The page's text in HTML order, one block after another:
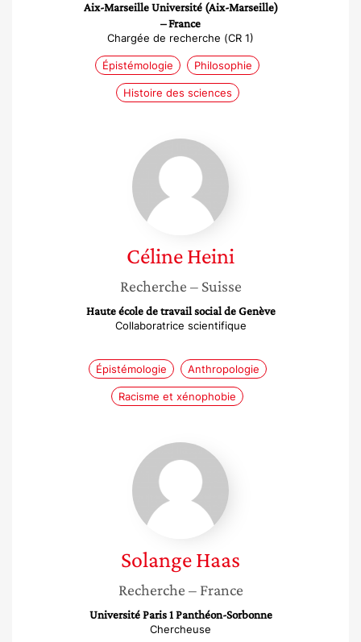
Aix-Marseille Université (Aix-Marseille)
– France
Chargée de recherche (CR 1)
Épistémologie Philosophie
Histoire des sciences
Céline
Heini
CélineHeini
Recherche – Suisse
Haute école de travail social de Genève
Collaboratrice scientifique
Épistémologie Anthropologie
Racisme et xénophobie
Solange
Haas
SolangeHaas
Recherche – France
Université Paris 1 Panthéon-Sorbonne
Chercheuse